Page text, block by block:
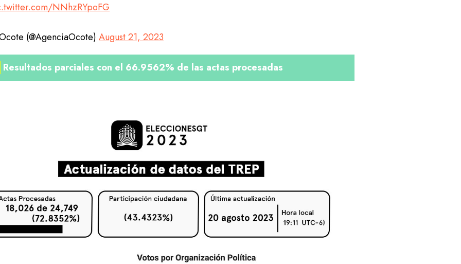
NNhzRYpoFG
(@AgenciaOcote)August 21, 2023
Resultados parciales con el 66.9562% de las actas procesadas